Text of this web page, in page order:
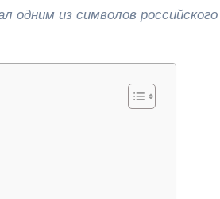
одним из символов